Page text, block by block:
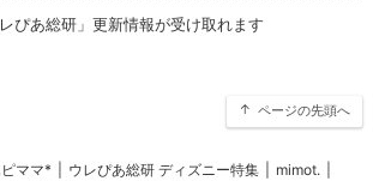
ぴあ総研」更新情報が受け取れます
ページの先頭へ
ママ* ウレぴあ総研 ディズニー特集 mimot.